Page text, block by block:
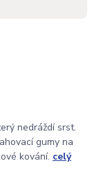
nedráždí srst.
gumy na
kování. celý